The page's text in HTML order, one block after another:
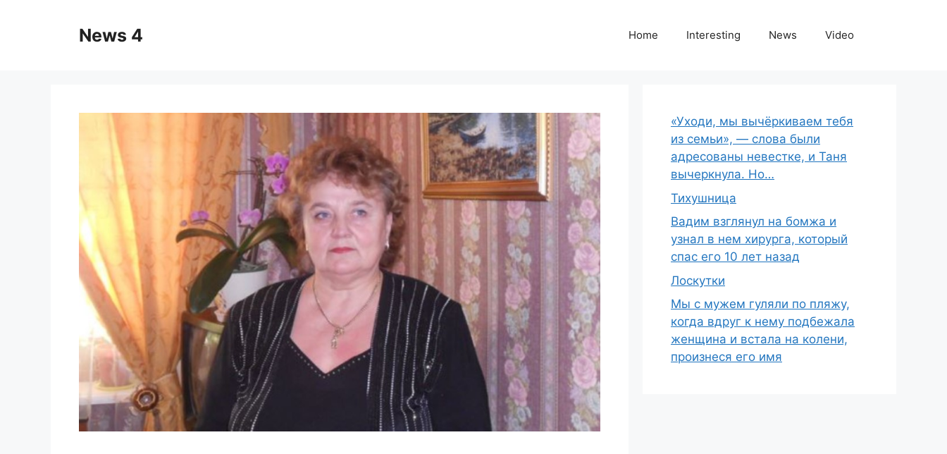
News 4 Home Interesting News Video
«Уходи, мы вычёркиваем тебя
из семьи», — слова были
адресованы невестке, и Таня
вычеркнула. Но…
Тихушница
Вадим взглянул на бомжа и
узнал в нем хирурга, который
спас его 10 лет назад
Лоскутки
Мы с мужем гуляли по пляжу,
когда вдруг к нему подбежала
женщина и встала на колени,
произнеся его имя